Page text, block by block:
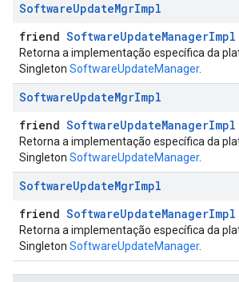
SoftwareUpdateMgrImpl
friend SoftwareUpdateManagerImpl
Retorna a implementação específica da
Singleton SoftwareUpdateManager.
SoftwareUpdateMgrImpl
friend SoftwareUpdateManagerImpl
Retorna a implementação específica da
Singleton SoftwareUpdateManager.
SoftwareUpdateMgrImpl
friend SoftwareUpdateManagerImpl
Retorna a implementação específica da
Singleton SoftwareUpdateManager.